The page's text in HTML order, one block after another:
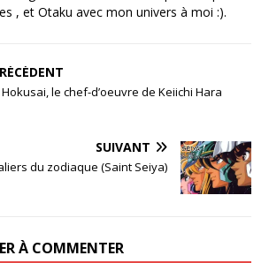
, et Otaku avec mon univers à moi :).
le chef-d’oeuvre de Keiichi Hara
SUIVANT
du zodiaque (Saint Seiya)
À COMMENTER